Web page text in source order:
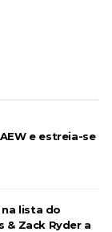
e estreia-se
na lista do
& Zack Ryder a